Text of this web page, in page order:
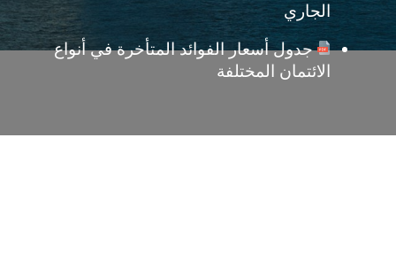
الجاري
جدول أسعار الفوائد المتأخرة في أنواع
الائتمان المختلفة